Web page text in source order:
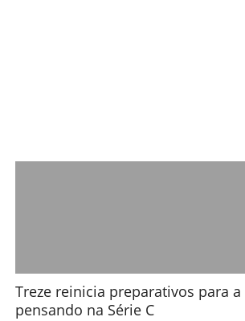
Treze reinicia preparativos para a
pensando na Série C